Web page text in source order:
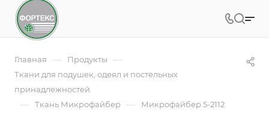
Главная — Продукты —
Ткани для подушек, одеял и постельных
принадлежностей
— Ткань Микрофайбер — Микрофайбер 5-2112